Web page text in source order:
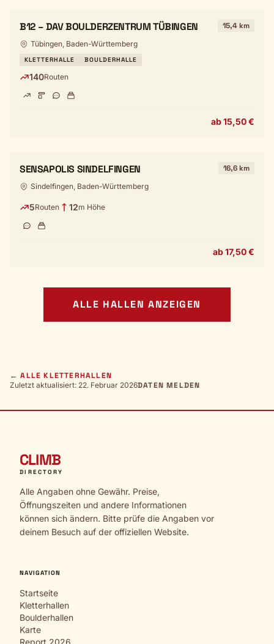
B12 – DAV BOULDERZENTRUM TÜBINGEN 15,4 km
Tübingen, Baden-Württemberg
KLETTERHALLE BOULDERHALLE
140Routen
ab 15,50 €
SENSAPOLIS SINDELFINGEN 16,6 km
Sindelfingen, Baden-Württemberg
5Routen 12m Höhe
ab 17,50 €
ALLE HALLEN ANZEIGEN
← ALLE KLETTERHALLEN
Zuletzt aktualisiert: 22. Februar 2026DATEN MELDEN
CLIMB
DIRECTORY
Alle Angaben ohne Gewähr. Preise,
Öffnungszeiten und andere Informationen
können sich ändern. Bitte prüfe die Angaben vor
deinem Besuch auf der offiziellen Website.
NAVIGATION
Startseite
Kletterhallen
Boulderhallen
Karte
Report 2026